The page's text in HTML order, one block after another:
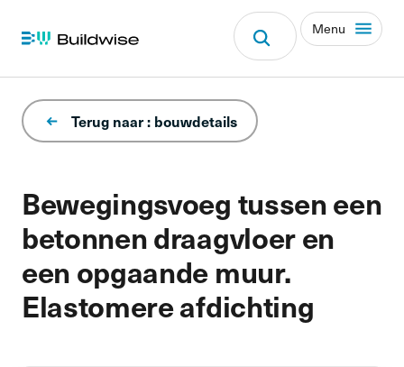
Menu
Bewegingsvoeg tussen een
betonnen draagvloer en
een opgaande muur.
Elastomere afdichting
Terug naar : bouwdetails